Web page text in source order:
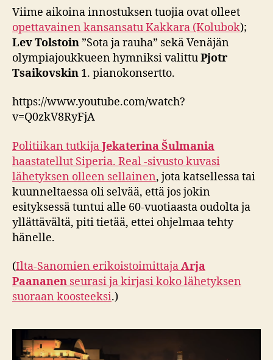
Viime aikoina innostuksen tuojia ovat olleet
opettavainen kansansatu Kakkara (Kolubok);
Lev Tolstoin”Sota ja rauha” sekä Venäjän
olympiajoukkueen hymniksi valittuPjotr
Tsaikovskin 1. pianokonsertto.
https://www.youtube.com/watch?
v=Q0zkV8RyFjA
Politiikan tutkijaJekaterina Šulmania
haastatellut Siperia. Real -sivusto kuvasi
lähetyksen olleen sellainen, jota katsellessa tai
kuunneltaessa oli selvää, että jos jokin
esityksessä tuntui alle 60-vuotiaasta oudolta ja
yllättävältä, piti tietää, ettei ohjelmaa tehty
hänelle.
(Ilta-Sanomien erikoistoimittajaArja
Paananen seurasi ja kirjasi koko lähetyksen
suoraan koosteeksi.)